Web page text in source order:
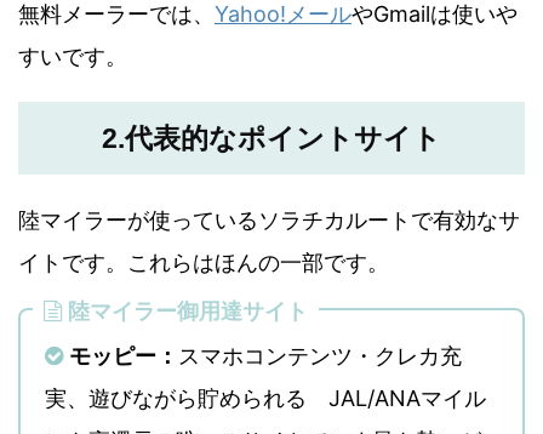
無料メーラーでは、 Yahoo!メールやGmailは使いや
すいです。
2.代表的なポイントサイト
陸マイラーが使っているソラチカルートで有効なサ
イトです。これらはほんの一部です。
陸マイラー御用達サイト
モッピー： スマホコンテンツ・クレカ充
実、遊びながら貯められる JAL/ANAマイル